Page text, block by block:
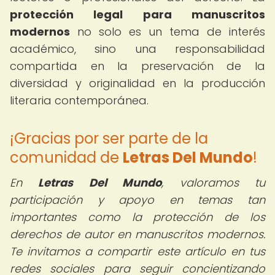
protección legal para manuscritos
modernos no solo es un tema de interés
académico, sino una responsabilidad
compartida en la preservación de la
diversidad y originalidad en la producción
literaria contemporánea.
¡Gracias por ser parte de la
comunidad de Letras Del Mundo!
En Letras Del Mundo, valoramos tu
participación y apoyo en temas tan
importantes como la protección de los
derechos de autor en manuscritos modernos.
Te invitamos a compartir este artículo en tus
redes sociales para seguir concientizando